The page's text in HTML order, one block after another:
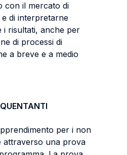
con il mercato di
di interpretarne
i risultati, anche per
di processi di
a breve e a medio
per i non
attraverso una prova